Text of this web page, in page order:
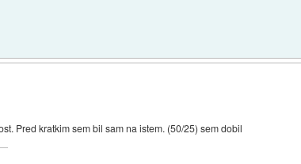
Pred kratkim sem bil sam na istem. (50/25) sem dobil